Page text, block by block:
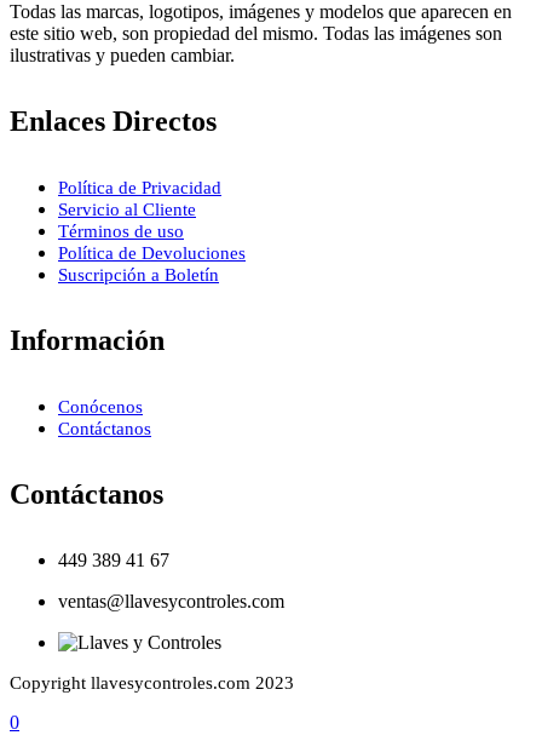
Todas las marcas, logotipos, imágenes y modelos que aparecen en
este sitio web, son propiedad del mismo. Todas las imágenes son
ilustrativas y pueden cambiar.
Enlaces Directos
Política de Privacidad
Servicio al Cliente
Términos de uso
Política de Devoluciones
Suscripción a Boletín
Información
Conócenos
Contáctanos
Contáctanos
449 389 41 67
ventas@llavesycontroles.com
Copyright llavesycontroles.com 2023
0